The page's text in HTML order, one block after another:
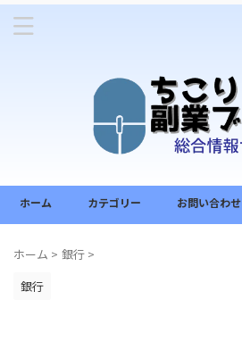
ホーム カテゴリー お問い合わせ
ホーム > 銀行 >
銀行